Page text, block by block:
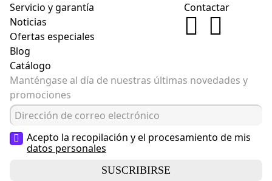
Servicio y garantía
Noticias
Ofertas especiales
Blog
Catálogo
Contactar
Manténgase al día de nuestras últimas novedades y
promociones
Acepto la recopilación y el procesamiento de mis
datos personales
SUSCRIBIRSE